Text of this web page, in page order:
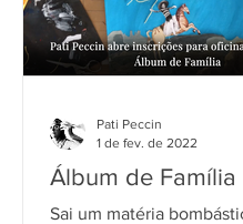
Sai um matéria
Pati Peccin
1 de fev. de 2022